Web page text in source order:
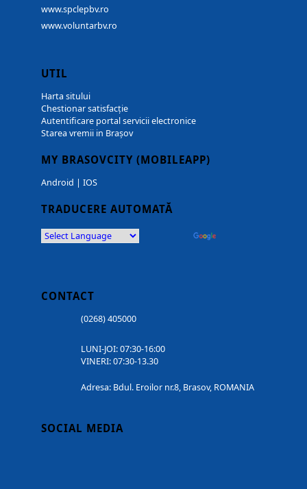
www.spclepbv.ro
www.voluntarbv.ro
UTIL
Harta sitului
Chestionar satisfacție
Autentificare portal servicii electronice
Starea vremii in Brașov
MY BRASOVCITY (MOBILEAPP)
Android | IOS
TRADUCERE AUTOMATĂ
CONTACT
(0268) 405000
LUNI-JOI: 07:30-16:00
VINERI: 07:30-13.30
Adresa: Bdul. Eroilor nr.8, Brasov, ROMANIA
SOCIAL MEDIA